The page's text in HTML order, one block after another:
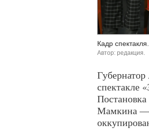
Кадр спектакля.
Автор: редакция.
Губернатор
спектакле
Мамкина —